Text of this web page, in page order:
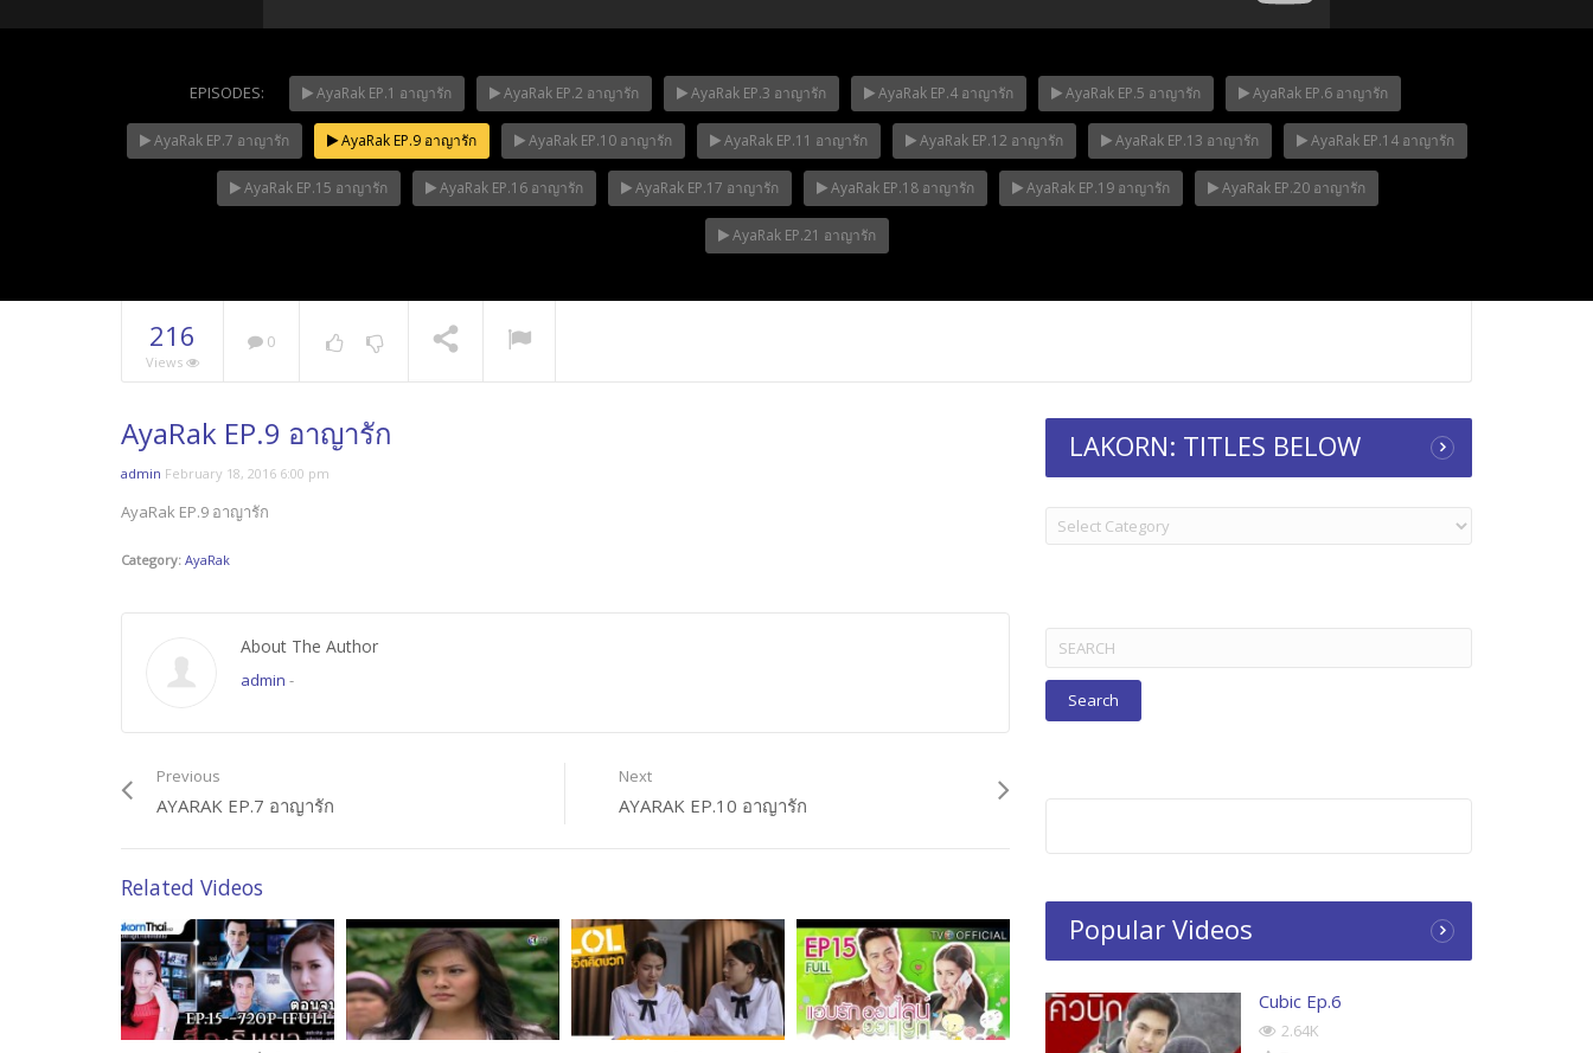
NOW PLAYING Mani Nakha Ep.14 Mani Nakha Ep.13 Mani Nakha Ep.12 Mani Nakha Ep.11 Mani Nakha
EPISODES: AyaRak EP.1 อาญารัก AyaRak EP.2 อาญารัก AyaRak EP.3 อาญารัก AyaRak EP.4 อาญารัก AyaRak EP.5 อาญารัก AyaRak EP.6 อาญารัก
AyaRak EP.7 อาญารัก AyaRak EP.9 อาญารัก AyaRak EP.10 อาญารัก AyaRak EP.11 อาญารัก AyaRak EP.12 อาญารัก AyaRak EP.13 อาญารัก AyaRak EP.14 อาญารัก
AyaRak EP.15 อาญารัก AyaRak EP.16 อาญารัก AyaRak EP.17 อาญารัก AyaRak EP.18 อาญารัก AyaRak EP.19 อาญารัก AyaRak EP.20 อาญารัก
AyaRak EP.21 อาญารัก
216
Views
0
AyaRak EP.9 อาญารัก
admin February 18, 2016 6:00 pm
AyaRak EP.9 อาญารัก
Category: AyaRak
About The Author
admin -
Previous
AYARAK EP.7 อาญารัก
Next
AYARAK EP.10 อาญารัก
Related Videos
LAKORN: TITLES BELOW
LAKORN:
TITLES
Search
for:
Popular Videos
Cubic Ep.6
2.64K